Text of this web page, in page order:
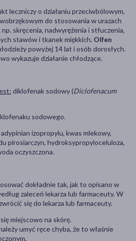
leczniczy o działaniu przeciwbólowym,
do stosowania w urazach
skręcenia, nadwyrężenia i stłuczenia,
stawów i tkanek miękkich. Olfen
powyżej 14 lat i osób dorosłych.
wykazuje działanie chłodzące.
diklofenak sodowy (Diclofenacum
sodowego.
adypinian izopropylu, kwas mlekowy,
pirosiarczyn, hydroksypropyloceluloza,
oczyszczona.
dokładnie tak, jak to opisano w
zaleceń lekarza lub farmaceuty. W
się do lekarza lub farmaceuty.
miejscowo na skórę.
umyć ręce chyba, że to właśnie